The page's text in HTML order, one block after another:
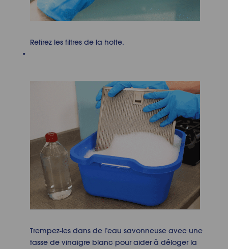
Retirez les filtres de la hotte.
Trempez-les dans de l’eau savonneuse avec une
tasse de vinaigre blanc pour aider à déloger la